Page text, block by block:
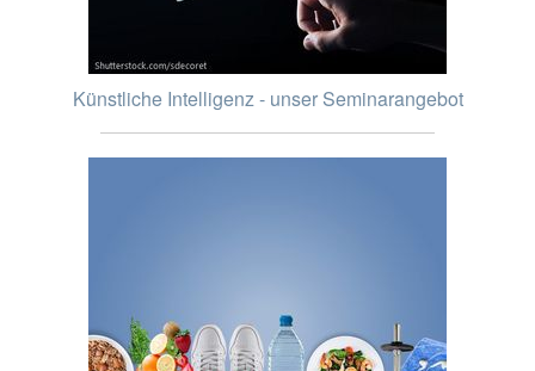
Künstliche Intelligenz - unser Seminarangebot